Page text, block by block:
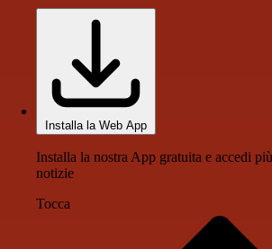
Installa la Web App
Installa la nostra App gratuita e accedi
notizie
Tocca